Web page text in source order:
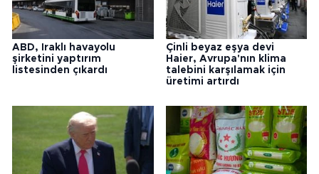
ABD, Iraklı havayolu
şirketini yaptırım
listesinden çıkardı
Çinli beyaz eşya devi
Haier, Avrupa'nın klima
talebini karşılamak için
üretimi artırdı